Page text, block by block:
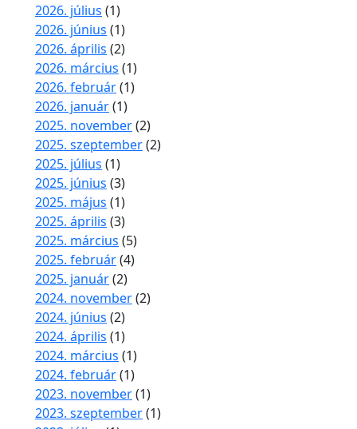
2026. július (1)
2026. június (1)
2026. április (2)
2026. március (1)
2026. február(1)
2026. január(1)
2025. november(2)
2025. szeptember(2)
2025. július (1)
2025. június (3)
2025. május (1)
2025. április (3)
2025. március (5)
2025. február(4)
2025. január(2)
2024. november(2)
2024. június (2)
2024. április (1)
2024. március (1)
2024. február(1)
2023. november(1)
2023. szeptember(1)